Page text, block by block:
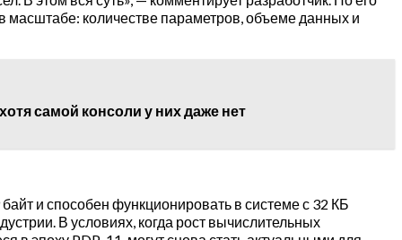
количестве параметров, объеме данных и
самой консоли у них даже нет
и способен функционировать в системе с 32 КБ
В условиях, когда рост вычислительных